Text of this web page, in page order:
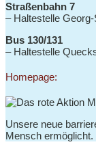
Straßenbahn 7
– Haltestelle
Bus 130/131
– Haltestelle
Homepage:
Unsere neue
Mensch ermöglicht.